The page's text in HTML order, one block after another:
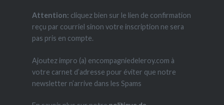
Attention: cliquez bien sur le lien de confirmation
reçu par courriel sinon votre inscription ne sera
pas pris en compte.
Ajoutez impro (a) encompagniedeleroy.com à
votre carnet d’adresse pour éviter que notre
newsletter n’arrive dans les Spams